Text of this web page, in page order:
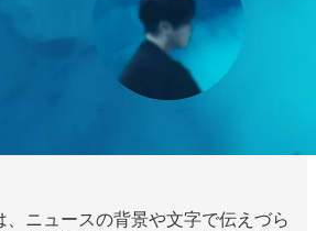
、ニュースの背景や文字で伝えづら